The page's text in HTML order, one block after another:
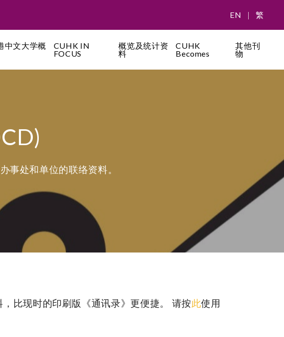
EN | 繁
中文大学概
CUHK IN
FOCUS
概览及统计资
料
CUHK
Becomes
其他刊
物
事处和单位的联络资料。
比现时的印刷版《通讯录》更便捷。 请按此使用